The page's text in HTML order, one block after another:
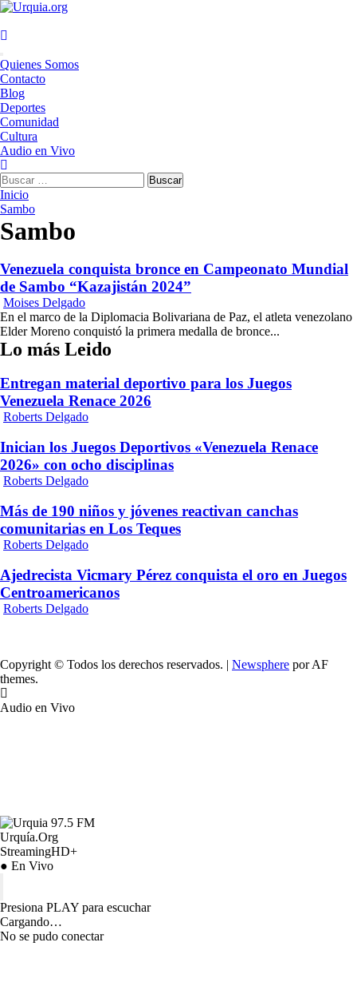
Saltar
contenido
Menú
principal
Quienes Somos
Contacto
Blog
Deportes
Comunidad
Cultura
Audio en Vivo
Buscar:
Inicio
Sambo
Sambo
Venezuela conquista bronce en Campeonato Mundial
de Sambo “Kazajistán 2024”
Moises Delgado
En el marco de la Diplomacia Bolivariana de Paz, el atleta venezolano
Elder Moreno conquistó la primera medalla de bronce...
Lo más Leido
Entregan material deportivo para los Juegos
Venezuela Renace 2026
Roberts Delgado
Inician los Juegos Deportivos «Venezuela Renace
2026» con ocho disciplinas
Roberts Delgado
Más de 190 niños y jóvenes reactivan canchas
comunitarias en Los Teques
Roberts Delgado
Ajedrecista Vicmary Pérez conquista el oro en Juegos
Centroamericanos
Roberts Delgado
Copyright © Todos los derechos reservados. | Newsphere por AF
themes.
Audio en Vivo
Urquía.Org
StreamingHD+
● En Vivo
Presiona PLAY para escuchar
Cargando…
No se pudo conectar